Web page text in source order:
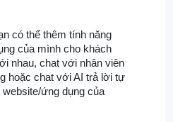
có thể thêm tính năng
của mình cho khách
nhau, chat với nhân viên
hoặc chat với AI trả lời tự
ứng dụng của